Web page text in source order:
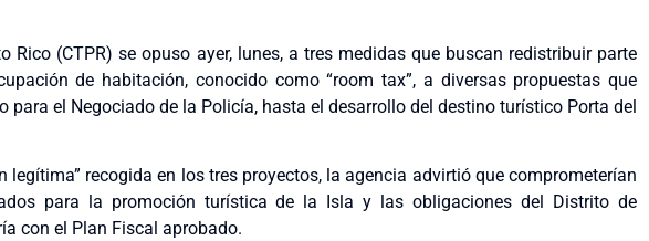
Rico (CTPR) se opuso ayer, lunes, a tres medidas que buscan redistribuir parte
de habitación, conocido como “room tax”, a diversas propuestas que
para el Negociado de la Policía, hasta el desarrollo del destino turístico Porta del
legítima” recogida en los tres proyectos, la agencia advirtió que comprometerían
para la promoción turística de la Isla y las obligaciones del Distrito de
con el Plan Fiscal aprobado.